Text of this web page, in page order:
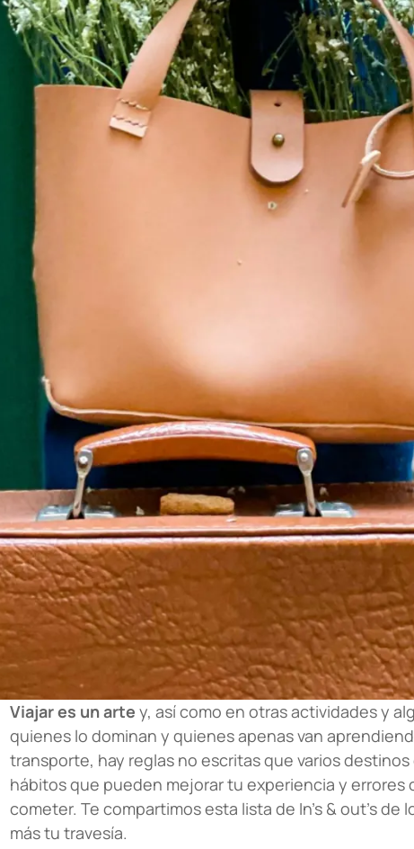
Viajar es un arte y, así como en otras actividades y
quienes lo dominan y quienes apenas van
transporte, hay reglas no escritas que varios
hábitos que pueden mejorar tu experiencia y errores
cometer. Te compartimos esta lista de In’s & out’s de
más tu travesía.